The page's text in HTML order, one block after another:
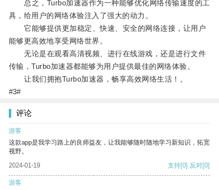
总之，Turbo加速器作为一种能够优化网络传输速度的工
具，给用户的网络体验注入了强大的动力。
它能够提供更加稳定、快速、安全的网络连接，让用户
能够更高效地享受网络世界。
无论是在观看高清视频、进行在线游戏，还是进行文件
传输，Turbo加速器都能够为用户提供最佳的网络体验。
让我们拥抱Turbo加速器，畅享高效网络生活！。
#3#
评论
游客
这款app是我学习路上的良师益友，让我能够随时随地学习新知识，拓宽
视野。
2024-01-19
支持[0] 反对[0]
游客